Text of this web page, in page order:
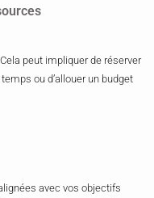
peut impliquer de réserver
ou d’allouer un budget
avec vos objectifs